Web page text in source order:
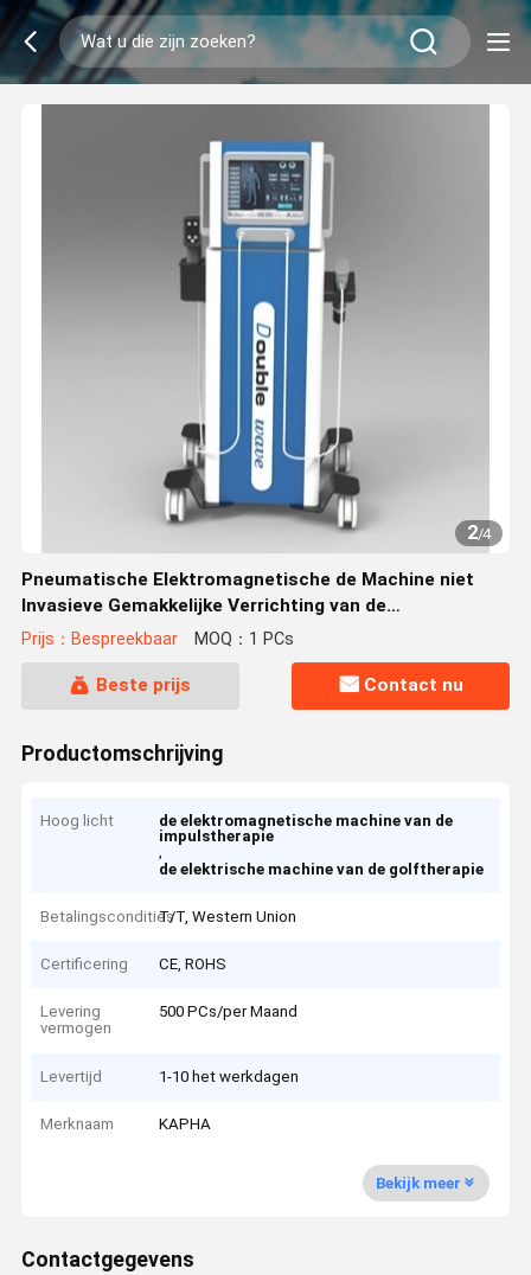
2/4
Pneumatische Elektromagnetische de Machine niet
Invasieve Gemakkelijke Verrichting van de
Impulstherapie
Prijs：Bespreekbaar MOQ：1 PCs
Beste prijs Contact nu
Productomschrijving
Hoog licht
de elektromagnetische machine van de
impulstherapie
,
de elektrische machine van de golftherapie
BetalingsconditiesT/T, Western Union
Certificering CE, ROHS
Levering
vermogen
500 PCs/per Maand
Levertijd 1-10 het werkdagen
Merknaam KAPHA
Bekijk meer
Contactgegevens